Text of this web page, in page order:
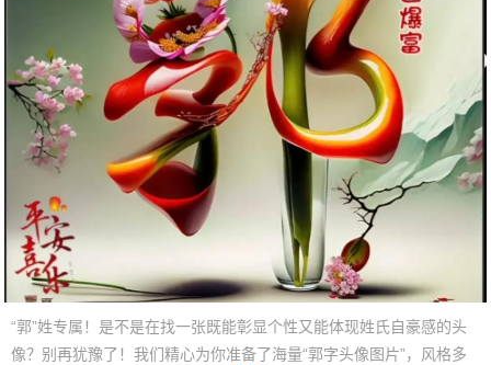
“郭”姓专属！是不是在找一张既能彰显个性又能体现姓氏自豪感的头
像？别再犹豫了！我们精心为你准备了海量“郭字头像图片”，风格多